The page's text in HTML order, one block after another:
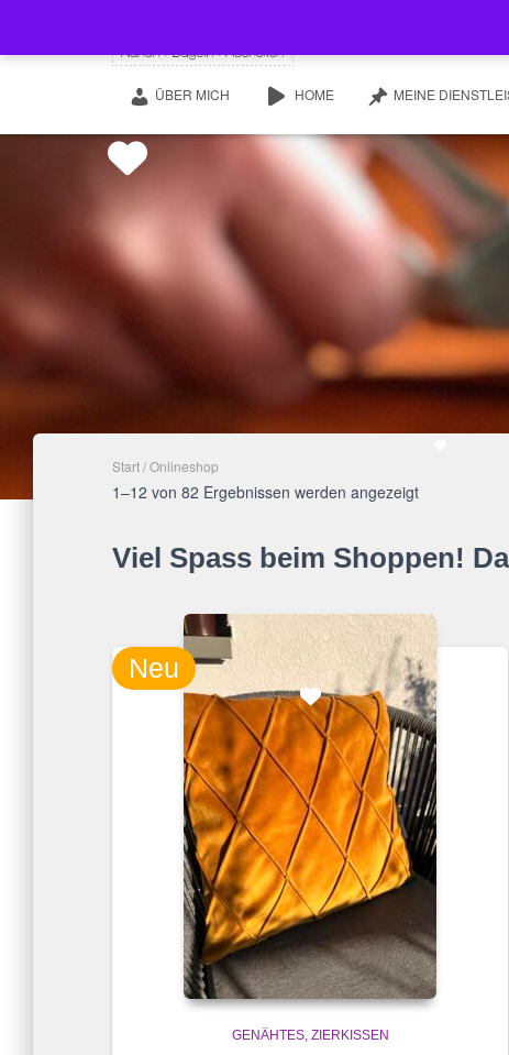
ÜBER MICH HOME MEINE
Start/ Onlineshop
1–12 von 82 Ergebnissen werden angezeigt
Viel Spass beim Shoppen!
Neu
GENÄHTES ZIERKISSEN